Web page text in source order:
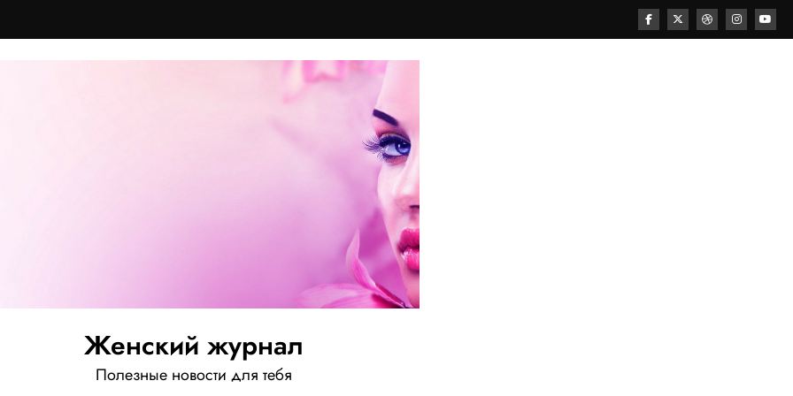
Женский журнал
Полезные новости для тебя